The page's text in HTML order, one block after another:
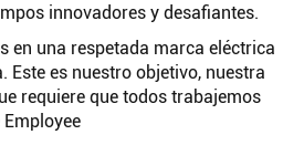
innovadores y desafiantes.
en una respetada marca eléctrica
Este es nuestro objetivo, nuestra
requiere que todos trabajemos